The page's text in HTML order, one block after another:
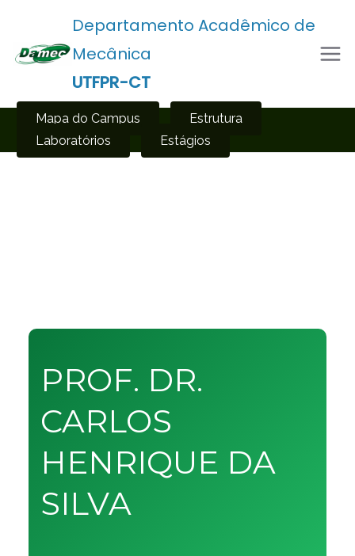
Departamento Acadêmico de
Mecânica
UTFPR-CT
Mapa do Campus
Estrutura
Laboratórios
Estágios
PROF. DR.
CARLOS
HENRIQUE DA
SILVA